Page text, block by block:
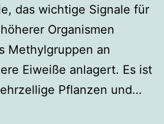
das wichtige Signale für
Organismen
Methylgruppen an
Eiweiße anlagert. Es ist
Pflanzen und…